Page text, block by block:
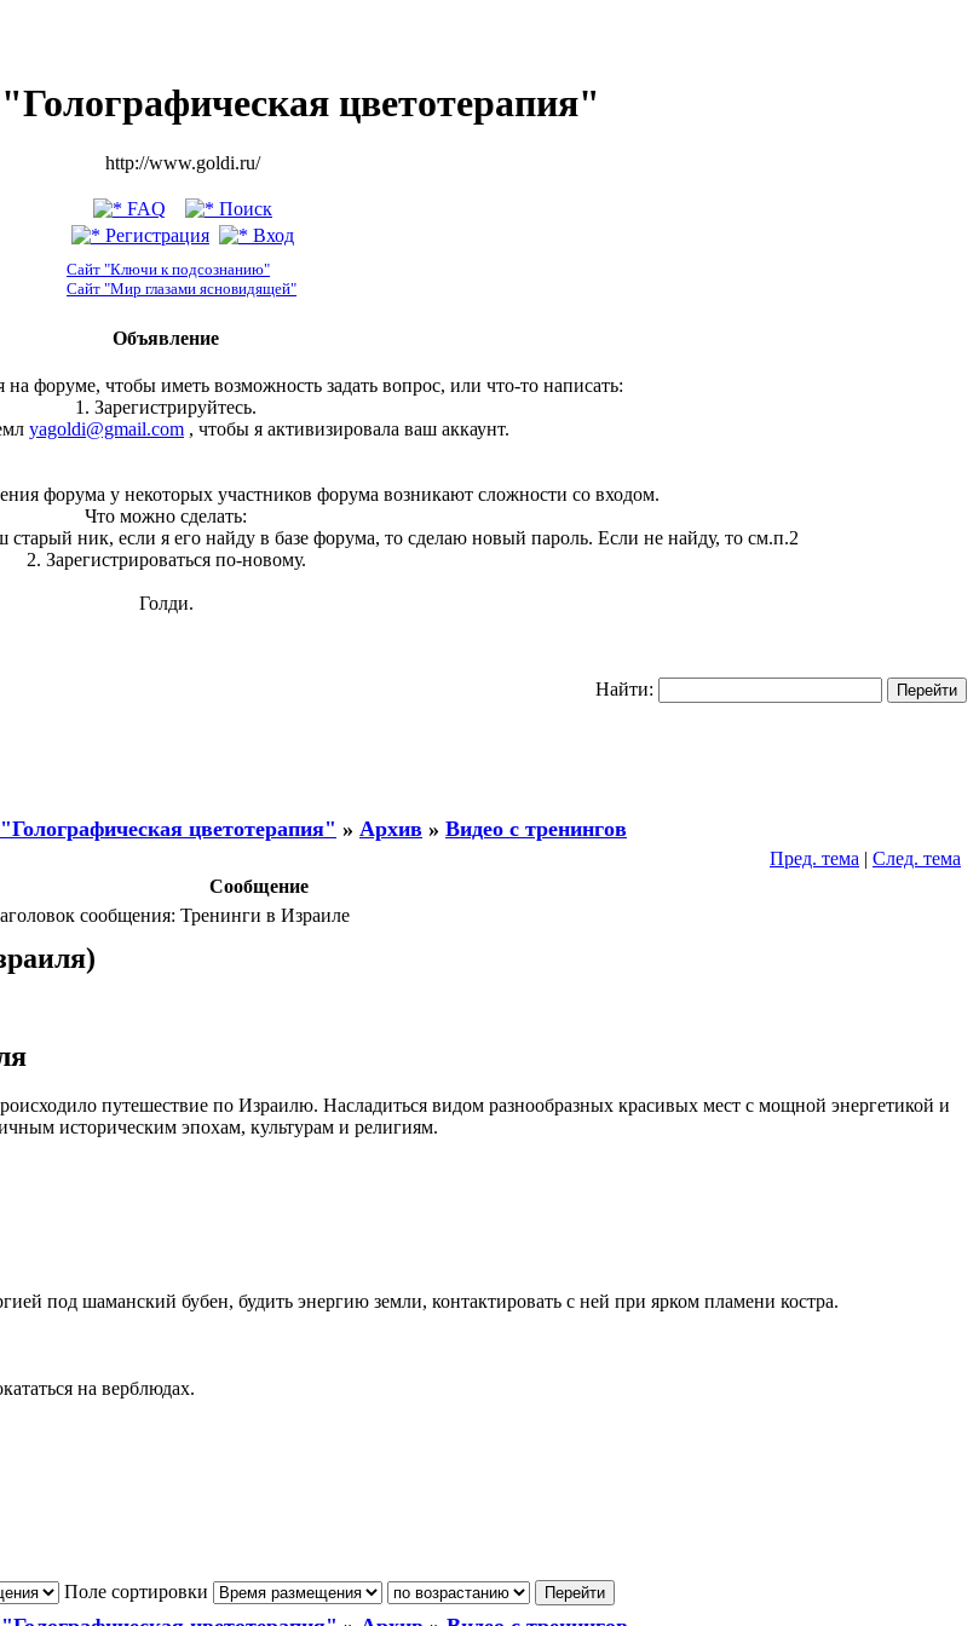
цветотерапия"
http://www.goldi.ru/
FAQ
Поиск
Регистрация
Вход
Сайт "Ключи к подсознанию"
Сайт "Мир глазами ясновидящей"
Объявление
на форуме, чтобы иметь возможность задать вопрос, или что-то написать:
1. Зарегистрируйтесь.
yagoldi@gmail.com , чтобы я активизировала ваш аккаунт.
форума у некоторых участников форума возникают сложности со входом.
Что можно сделать:
старый ник, если я его найду в базе форума, то сделаю новый пароль. Если не найду, то см.п.2
2. Зарегистрироваться по-новому.
Голди.
Найти:
цветотерапия" » Архив » Видео с тренингов
Пред. тема | След. тема
Сообщение
сообщения: Тренинги в Израиле
путешествие по Израилю. Насладиться видом разнообразных красивых мест с мощной энергетикой и
историческим эпохам, культурам и религиям.
под шаманский бубен, будить энергию земли, контактировать с ней при ярком пламени костра.
на верблюдах.
Поле сортировки